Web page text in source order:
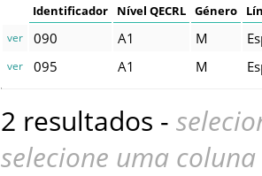
Identificador Nível QECRL Género
ver 090 A1 M
ver 095 A1 M
2 resultados -
selecione uma